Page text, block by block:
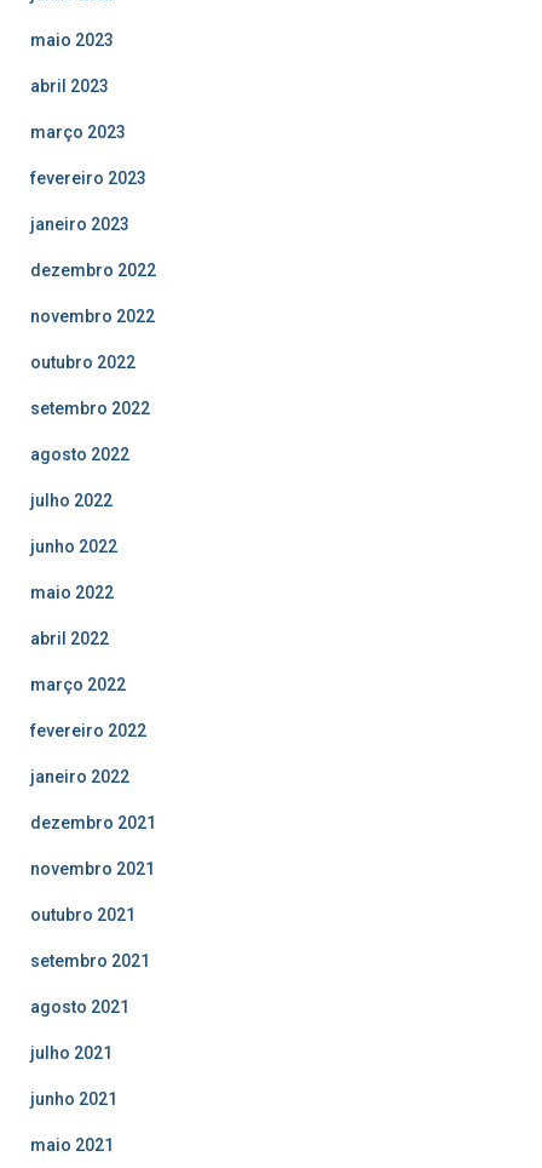
maio 2023
abril 2023
março 2023
fevereiro 2023
janeiro 2023
dezembro 2022
novembro 2022
outubro 2022
setembro 2022
agosto 2022
julho 2022
junho 2022
maio 2022
abril 2022
março 2022
fevereiro 2022
janeiro 2022
dezembro 2021
novembro 2021
outubro 2021
setembro 2021
agosto 2021
julho 2021
junho 2021
maio 2021